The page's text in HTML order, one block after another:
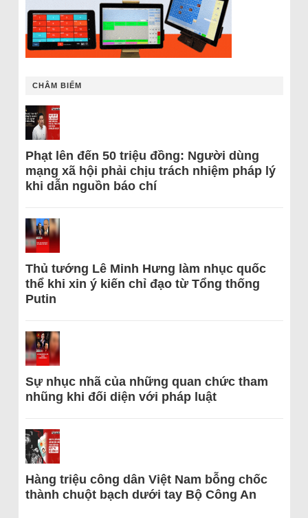
CHÂM BIẾM
Phạt lên đến 50 triệu đồng: Người dùng
mạng xã hội phải chịu trách nhiệm pháp lý
khi dẫn nguồn báo chí
Thủ tướng Lê Minh Hưng làm nhục quốc
thể khi xin ý kiến chỉ đạo từ Tổng thống
Putin
Sự nhục nhã của những quan chức tham
nhũng khi đối diện với pháp luật
Hàng triệu công dân Việt Nam bỗng chốc
thành chuột bạch dưới tay Bộ Công An